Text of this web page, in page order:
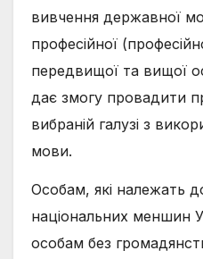
вивчення державної
професійної
передвищої та вищої
дає змогу провадити
вибраній галузі з
мови.
Особам, які належать
національних меншин
особам без